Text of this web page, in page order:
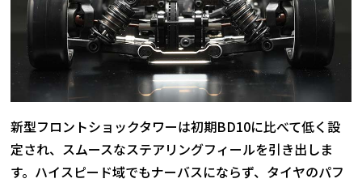
新型フロントショックタワーは初期BD10に比べて低く設
定され、スムースなステアリングフィールを引き出しま
す。ハイスピード域でもナーバスにならず、タイヤのパフ